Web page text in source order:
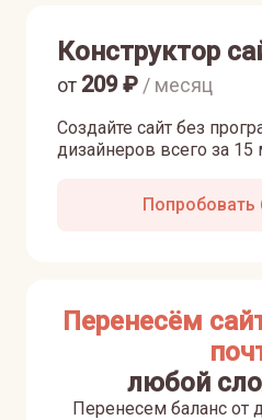
Конструктор
Создайте сайт без
дизайнеров всего за 15
от 209₽ / месяц
Попробовать
Перенесём
любой
Перенесем баланс от